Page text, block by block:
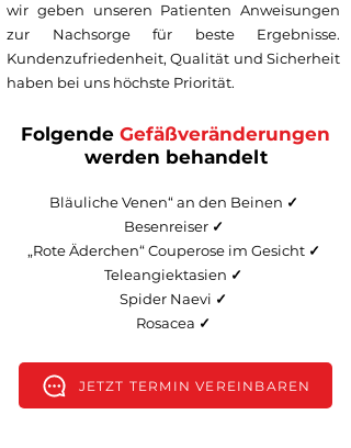
wir geben unseren Patienten Anweisungen
zur Nachsorge für beste Ergebnisse.
Kundenzufriedenheit, Qualität und Sicherheit
haben bei uns höchste Priorität.
Folgende Gefäßveränderungen
werden behandelt
Bläuliche Venen“ an den Beinen ✓
Besenreiser ✓
„Rote Äderchen“ Couperose im Gesicht ✓
Teleangiektasien ✓
Spider Naevi ✓
Rosacea ✓
JETZT TERMIN VEREINBAREN